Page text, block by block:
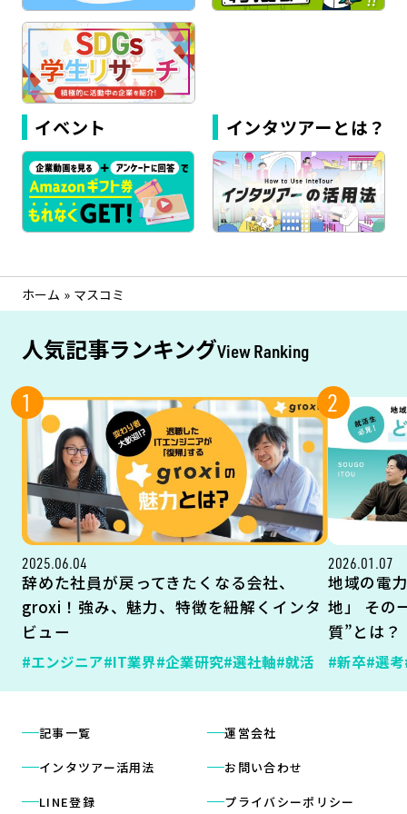
イベント インタツアーとは？
ホーム » マスコミ
人気記事ランキングView Ranking
1
2025.06.04
辞めた社員が戻ってきたくなる会社、
groxi！強み、魅力、特徴を紐解くインタ
ビュー
#エンジニア#IT業界#企業研究#選社軸#就活
2
2026.01.07
地域の電
地」 その
質”とは？
#新卒#選考
記事一覧
インタツアー活用法
LINE登録
運営会社
お問い合わせ
プライバシーポリシー